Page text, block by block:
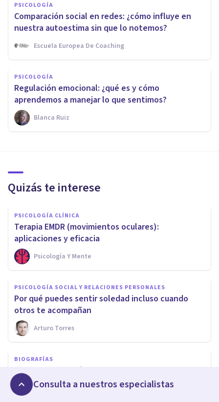
PSICOLOGÍA
Comparación social en redes: ¿cómo influye en
nuestra autoestima sin que lo notemos?
Escuela Europea De Coaching
PSICOLOGÍA
Regulación emocional: ¿qué es y cómo
aprendemos a manejar lo que sentimos?
Blanca Ruiz
Quizás te interese
PSICOLOGÍA CLÍNICA
Terapia EMDR (movimientos oculares):
aplicaciones y eficacia
Psicología Y Mente
PSICOLOGÍA SOCIAL Y RELACIONES PERSONALES
​Por qué puedes sentir soledad incluso cuando
otros te acompañan
Arturo Torres
BIOGRAFÍAS
Averroes: biografía del padre de la Medicina
actualConsulta a nuestros especialistas